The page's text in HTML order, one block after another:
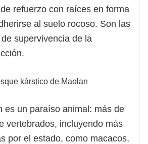
refuerzo con raíces en forma
al suelo rocoso. Son las
supervivencia de la
es un paraíso animal: más de
vertebrados, incluyendo más
por el estado, como macacos,